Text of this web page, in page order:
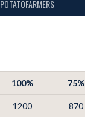
POTATOFARMERS
100% 75%
1200 870